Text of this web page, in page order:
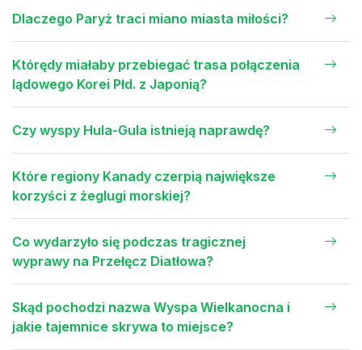
Dlaczego Paryż traci miano miasta miłości?
Którędy miałaby przebiegać trasa połączenia
lądowego Korei Płd. z Japonią?
Czy wyspy Hula-Gula istnieją naprawdę?
Które regiony Kanady czerpią największe
korzyści z żeglugi morskiej?
Co wydarzyło się podczas tragicznej
wyprawy na Przełęcz Diatłowa?
Skąd pochodzi nazwa Wyspa Wielkanocna i
jakie tajemnice skrywa to miejsce?